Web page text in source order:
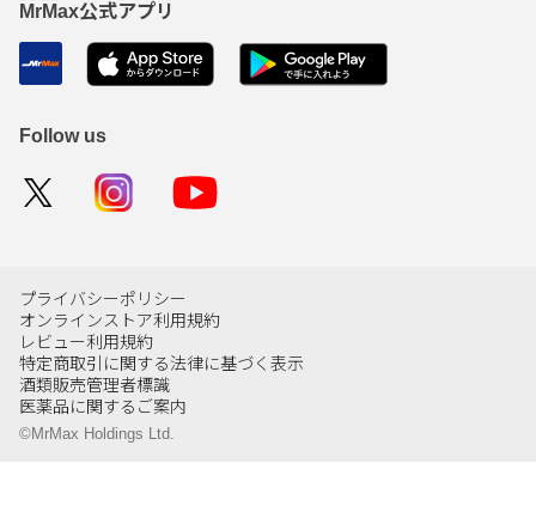
MrMax公式アプリ
Follow us
プライバシーポリシー
オンラインストア利用規約
レビュー利用規約
特定商取引に関する法律に基づく表示
酒類販売管理者標識
医薬品に関するご案内
©MrMax Holdings Ltd.